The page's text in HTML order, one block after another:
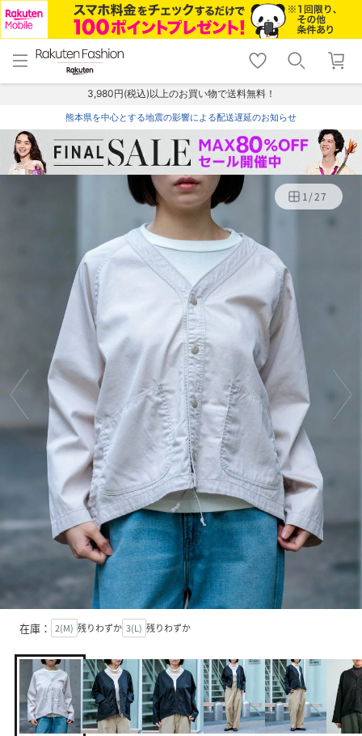
menu home
トップ
shopping_cart lock_outline
ログイン
3,980円(税込)以上のお買い物で送料無料！
熊本県を中心とする地震の影響による配送遅延のお知らせ
1/27
在庫： 2(M) 残りわずか 3(L) 残りわずか